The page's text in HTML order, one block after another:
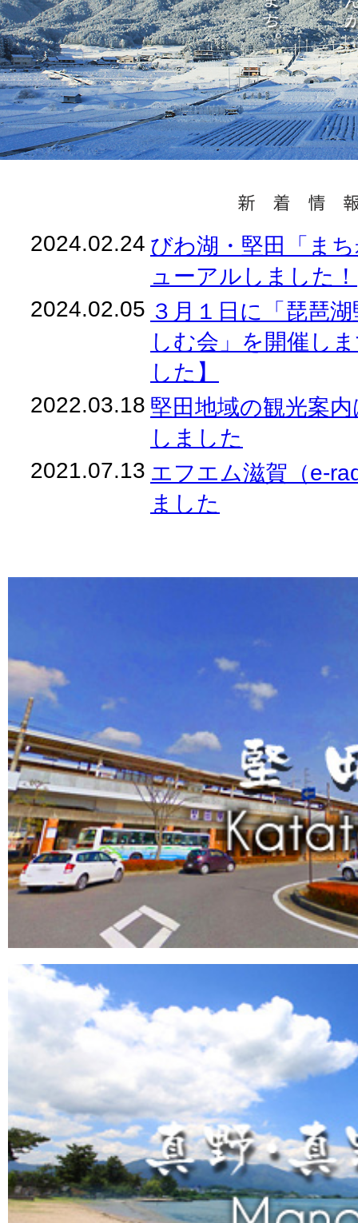
2024.02.24 びわ湖・堅田「ま
ューアルしました！
2024.02.05 ３月１日に「琵琶
しむ会」を開催し
した】
2022.03.18 堅田地域の観光案
しました
2021.07.13 エフエム滋賀（e-
ました